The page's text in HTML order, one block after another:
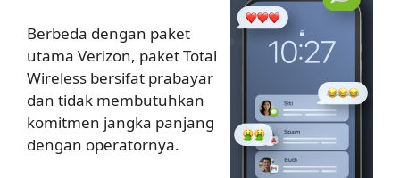
Berbeda dengan paket
utama Verizon, paket Total
Wireless bersifat prabayar
dan tidak membutuhkan
komitmen jangka panjang
dengan operatornya.